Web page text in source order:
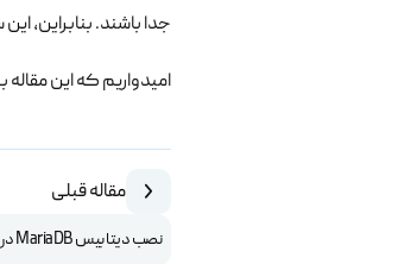
جدا باشند. بنابراین،
امیدواریم که این
مقاله قبلی
نصب دیتا بیس MariaDB در centos 7